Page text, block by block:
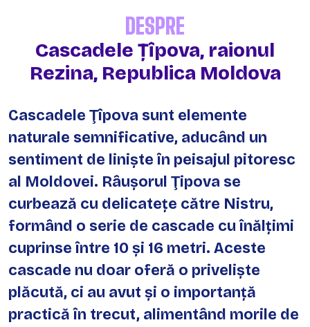
DESPRE
Cascadele Țîpova, raionul
Rezina, Republica Moldova
Cascadele Ţîpova sunt elemente
naturale semnificative, aducând un
sentiment de liniște în peisajul pitoresc
al Moldovei. Râușorul Ţipova se
curbează cu delicatețe către Nistru,
formând o serie de cascade cu înălțimi
cuprinse între 10 și 16 metri. Aceste
cascade nu doar oferă o priveliște
plăcută, ci au avut și o importanță
practică în trecut, alimentând morile de